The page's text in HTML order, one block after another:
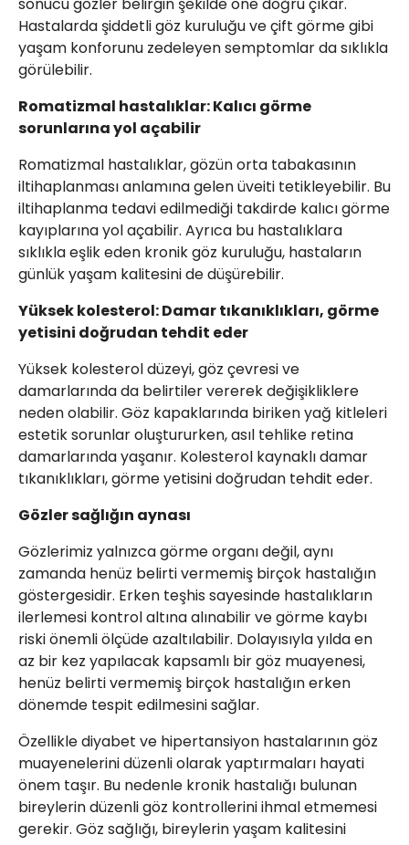
sonucu gözler belirgin şekilde öne doğru çıkar.
Hastalarda şiddetli göz kuruluğu ve çift görme gibi
yaşam konforunu zedeleyen semptomlar da sıklıkla
görülebilir.
Romatizmal hastalıklar: Kalıcı görme
sorunlarına yol açabilir
Romatizmal hastalıklar, gözün orta tabakasının
iltihaplanması anlamına gelen üveiti tetikleyebilir. Bu
iltihaplanma tedavi edilmediği takdirde kalıcı görme
kayıplarına yol açabilir. Ayrıca bu hastalıklara
sıklıkla eşlik eden kronik göz kuruluğu, hastaların
günlük yaşam kalitesini de düşürebilir.
Yüksek kolesterol: Damar tıkanıklıkları, görme
yetisini doğrudan tehdit eder
Yüksek kolesterol düzeyi, göz çevresi ve
damarlarında da belirtiler vererek değişikliklere
neden olabilir. Göz kapaklarında biriken yağ kitleleri
estetik sorunlar oluştururken, asıl tehlike retina
damarlarında yaşanır. Kolesterol kaynaklı damar
tıkanıklıkları, görme yetisini doğrudan tehdit eder.
Gözler sağlığın aynası
Gözlerimiz yalnızca görme organı değil, aynı
zamanda henüz belirti vermemiş birçok hastalığın
göstergesidir. Erken teşhis sayesinde hastalıkların
ilerlemesi kontrol altına alınabilir ve görme kaybı
riski önemli ölçüde azaltılabilir. Dolayısıyla yılda en
az bir kez yapılacak kapsamlı bir göz muayenesi,
henüz belirti vermemiş birçok hastalığın erken
dönemde tespit edilmesini sağlar.
Özellikle diyabet ve hipertansiyon hastalarının göz
muayenelerini düzenli olarak yaptırmaları hayati
önem taşır. Bu nedenle kronik hastalığı bulunan
bireylerin düzenli göz kontrollerini ihmal etmemesi
gerekir. Göz sağlığı, bireylerin yaşam kalitesini